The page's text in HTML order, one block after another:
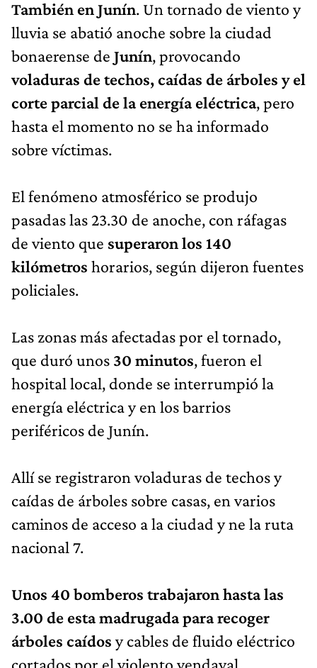
También en Junín. Un tornado de viento y
lluvia se abatió anoche sobre la ciudad
bonaerense de Junín, provocando
voladuras de techos, caídas de árboles y el
corte parcial de la energía eléctrica, pero
hasta el momento no se ha informado
sobre víctimas.
El fenómeno atmosférico se produjo
pasadas las 23.30 de anoche, con ráfagas
de viento que superaron los 140
kilómetros horarios, según dijeron fuentes
policiales.
Las zonas más afectadas por el tornado,
que duró unos 30 minutos, fueron el
hospital local, donde se interrumpió la
energía eléctrica y en los barrios
periféricos de Junín.
Allí se registraron voladuras de techos y
caídas de árboles sobre casas, en varios
caminos de acceso a la ciudad y ne la ruta
nacional 7.
Unos 40 bomberos trabajaron hasta las
3.00 de esta madrugada para recoger
árboles caídos y cables de fluido eléctrico
cortados por el violento vendaval.